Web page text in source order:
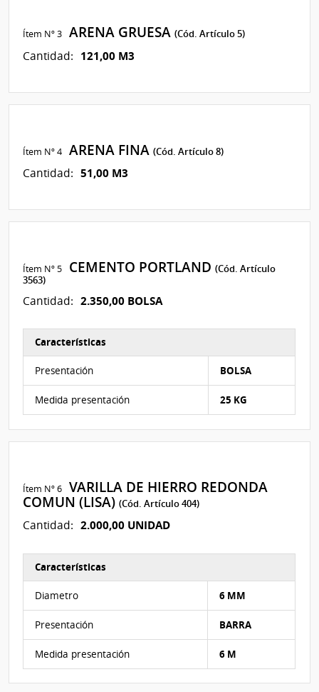
Ítem Nº 3 ARENA GRUESA(Cód. Artículo 5)
Cantidad: 121,00 M3
Ítem Nº 4 ARENA FINA(Cód. Artículo 8)
Cantidad: 51,00 M3
Ítem Nº 5 CEMENTO PORTLAND(Cód. Artículo
3563)
Cantidad: 2.350,00 BOLSA
Características
Presentación BOLSA
Medida presentación 25 KG
Ítem Nº 6 VARILLA DE HIERRO REDONDA
COMUN (LISA)(Cód. Artículo 404)
Cantidad: 2.000,00 UNIDAD
Características
Diametro 6 MM
Presentación BARRA
Medida presentación 6 M